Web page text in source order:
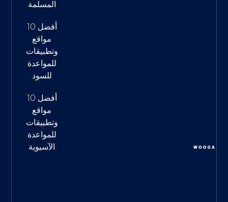
المسلمة
أفضل 10
مواقع
وتطبيقات
للمواعدة
للسود
أفضل 10
مواقع
وتطبيقات
للمواعدة
الآسيوية